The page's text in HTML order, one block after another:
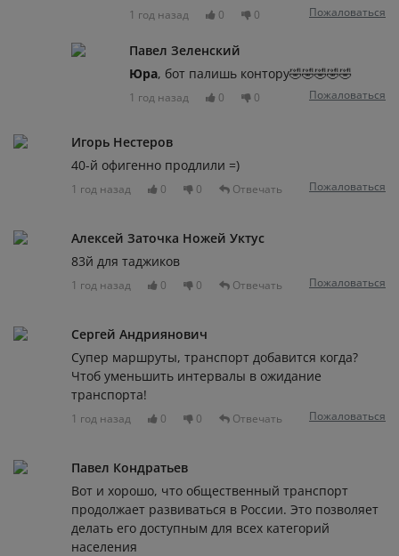
1 год назад 0 0 Пожаловаться
Павел Зеленский
Юра, бот палишь контору🤣🤣🤣🤣🤣
1 год назад 0 0 Пожаловаться
Игорь Нестеров
40-й офигенно продлили =)
1 год назад 0 0 Отвечать Пожаловаться
Алексей Заточка Ножей Уктус
83й для таджиков
1 год назад 0 0 Отвечать Пожаловаться
Сергей Андриянович
Супер маршруты, транспорт добавится когда?
Чтоб уменьшить интервалы в ожидание
транспорта!
1 год назад 0 0 Отвечать Пожаловаться
Павел Кондратьев
Вот и хорошо, что общественный транспорт
продолжает развиваться в России. Это позволяет
делать его доступным для всех категорий
населения